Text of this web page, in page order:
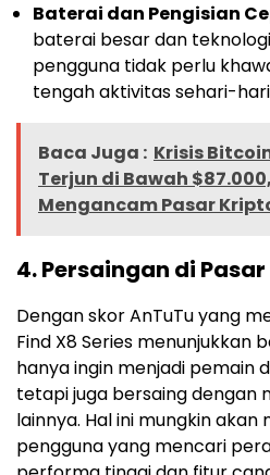
Baterai dan Pengisian
baterai besar dan
pengguna tidak perlu
tengah aktivitas sehari-
Baca Juga : Krisis
Terjun di Bawah
Mengancam Pasar
4.Persaingan di
Dengan skor AnTuTu yang
Find X8 Series menunjukkan
hanya ingin menjadi pemain
tetapi juga bersaing dengan
lainnya. Hal ini mungkin
pengguna yang mencari